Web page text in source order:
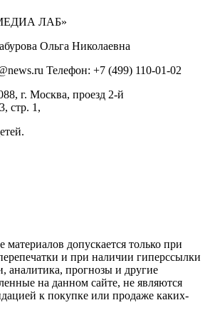
ЛАБ»
Ольга Николаевна
Телефон: +7 (499) 110-01-02
г. Москва, проезд 2-й
стр. 1,
допускается только при
и при наличии гиперссылки
аналитика, прогнозы и другие
на данном сайте, не являются
к покупке или продаже каких-